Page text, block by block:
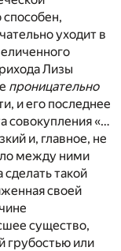
уходит в
Лизы
проницательно
и его последнее
совокупления «…
и, главное, не
между ними
сделать такой
своей
существо,
грубостью или